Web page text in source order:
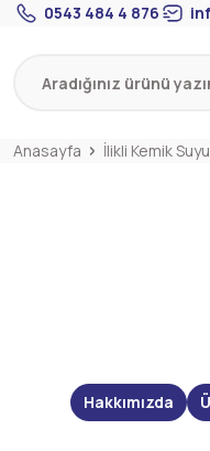
0543 484 4 876
Anasayfa İlikli Kemik
Hakkımızda